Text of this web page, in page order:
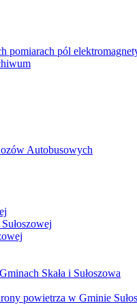
pomiarach pól
Autobusowych
Skała i Sułoszowa
powietrza w Gminie